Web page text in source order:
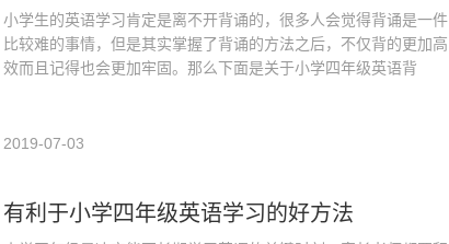
小学生的英语学习肯定是离不开背诵的，很多人会觉得背诵是一件
比较难的事情，但是其实掌握了背诵的方法之后，不仅背的更加高
效而且记得也会更加牢固。那么下面是关于小学四年级英语背
2019-07-03
有利于小学四年级英语学习的好方法